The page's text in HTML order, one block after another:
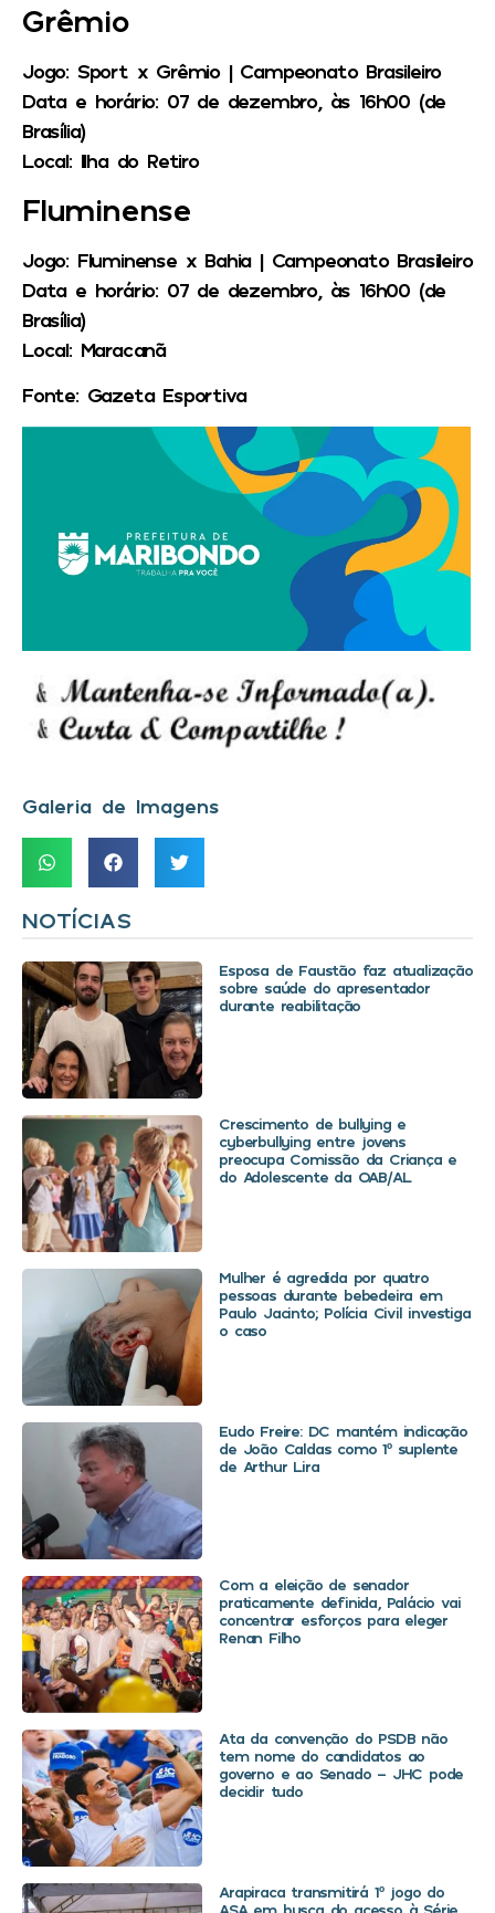
Grêmio
Jogo: Sport x Grêmio | Campeonato Brasileiro
Data e horário: 07 de dezembro, às 16h00 (de
Brasília)
Local:Ilha do Retiro
Fluminense
Jogo: Fluminense x Bahia | Campeonato Brasileiro
Data e horário: 07 de dezembro, às 16h00 (de
Brasília)
Local:Maracanã
Fonte: Gazeta Esportiva
Galeria de Imagens
NOTÍCIAS
Esposa de Faustão faz atualização
sobre saúde do apresentador
durante reabilitação
Crescimento de bullying e
cyberbullying entre jovens
preocupa Comissão da Criança e
do Adolescente da OAB/AL
Mulher é agredida por quatro
pessoas durante bebedeira em
Paulo Jacinto; Polícia Civil investiga
o caso
Eudo Freire: DC mantém indicação
de João Caldas como 1º suplente
de Arthur Lira
Com a eleição de senador
praticamente definida, Palácio vai
concentrar esforços para eleger
Renan Filho
Ata da convenção do PSDB não
tem nome do candidatos ao
governo e ao Senado – JHC pode
decidir tudo
Arapiraca transmitirá 1º jogo do
ASA em busca do acesso à Série